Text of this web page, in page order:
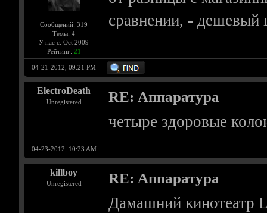
Сообщений: 319
Темы: 4
У нас с: Oct 2009
Рейтинг: 21
сравнении, - дешевый
04-21-2012, 09:21 PM
ElectroDeath
Unregistered RE: Аппаратура
четыре здоровые
04-23-2012, 10:23 AM
killboy
Unregistered RE: Аппаратура
Дамашний кинотеатр